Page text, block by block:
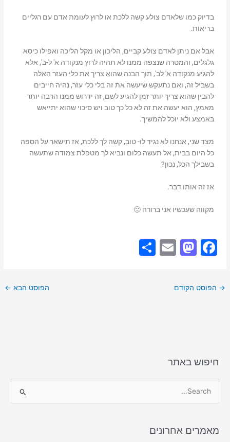
בדיוק כמו שלאדם צולע קשה ללכת או לרוץ לעומת אדם עם רגליים
בריאות.
אבל אם ניתן לאדם צולע קביים, הליכון או מקל הליכה ואפילו כיסא
גלגלים, והמטרה שנצפה ממנו לא תהיה לרוץ מנקודה א' ל-ב', אלא
להגיע מנקודה א' לב', תוך הבנה שהוא צריך את כלי העזר האלה
בשביל זה, ואם נתעקש שיעשה את זה בלי כלי עזר, נהיה חייבים
להבין שהוא צריך יותר זמן להגיע לשם, זה ידרוש ממנו הרבה יותר
מאמץ, הוא יעשה את זה לא כל כך טוב ויש סיכוי שהוא יתייאש
באמצע ולא יוכל להמשיך.
מצד שני, אנחנו לא נגיד לו- טוב, קשה לך ללכת, אז תישאר על הספה
כל היום בבית, אל תעשה כלום ונביא לך מטפלת צמודה שתעשה
בשבילך הכל, נכון?
אז זה אותו דבר.
מקווה שעכשיו אני ברורה 🙂
F
e
k
M
o
E
→ הפוסט הקודם הפוסט הבא ←
חיפוש באתר
rמאמרים אחרונים